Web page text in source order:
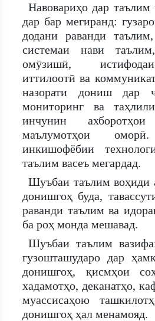
Навовариҳо дар таълим
дар бар мегиранд:
додани раванди
системаи нави
омӯзишӣ,
иттилоотӣ ва
назорати дониш дар
мониторинг ва
инчунин
маълумотҳои
инкишофёбии
таълим васеъ мегардад.
Шуъбаи таълим воҳиди
донишгоҳ буда,
раванди таълим ва
ба роҳ монда мешавад.
Шуъбаи таълим
гузошташударо дар
донишгоҳ, қисмҳои
хадамотҳо, деканатҳо,
муассисаҳою
донишгоҳ ҳал менамояд.